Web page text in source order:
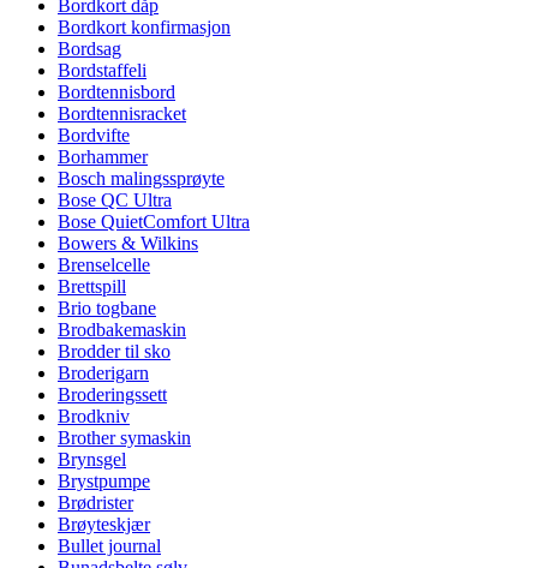
Bordkort dåp
Bordkort konfirmasjon
Bordsag
Bordstaffeli
Bordtennisbord
Bordtennisracket
Bordvifte
Borhammer
Bosch malingssprøyte
Bose QC Ultra
Bose QuietComfort Ultra
Bowers & Wilkins
Brenselcelle
Brettspill
Brio togbane
Brodbakemaskin
Brodder til sko
Broderigarn
Broderingssett
Brodkniv
Brother symaskin
Brynsgel
Brystpumpe
Brødrister
Brøyteskjær
Bullet journal